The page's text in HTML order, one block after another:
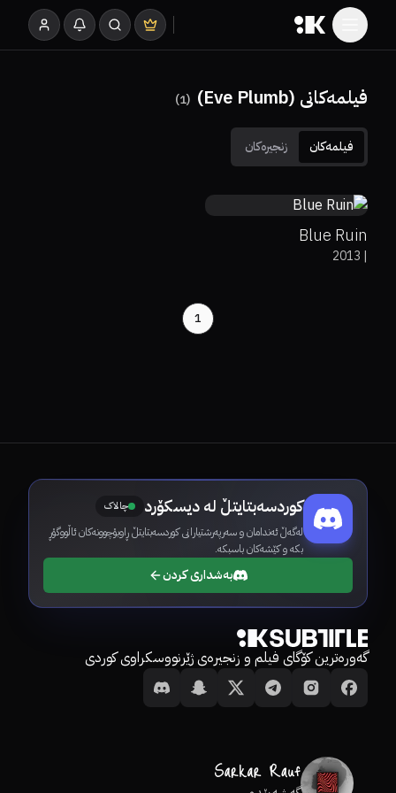
فیلمەکانی (Eve Plumb) (
1
)
فیلمەکان زنجیرەکان 7.1
96%
78%
Blue Ruin
|
2013
1
کوردسەبتایتڵ لە دیسکۆرد چالاک
لەگەڵ ئەندامان و سەرپەرشتیارانی کوردسەبتایتڵ ڕاوبۆچوونەکان ئاڵووگۆڕ
بکە و کێشەکان باسبکە.
بەشداری کردن
گەورەترین کۆگای فیلم و زنجیرەی ژێرنووسکراوی کوردی